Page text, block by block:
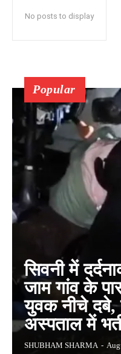
No posts to display
Popular
सिवनी में
जाम गांव के
युवक नीचे दबे,
अस्पताल में
SHUBHAM SHARMA -